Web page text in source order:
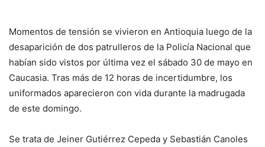
Momentos de tensión se vivieron en Antioquia luego de la
desaparición de dos patrulleros de la Policía Nacional que
habían sido vistos por última vez el sábado 30 de mayo en
Caucasia. Tras más de 12 horas de incertidumbre, los
uniformados aparecieron con vida durante la madrugada
de este domingo.
Se trata de Jeiner Gutiérrez Cepeda y Sebastián Canoles